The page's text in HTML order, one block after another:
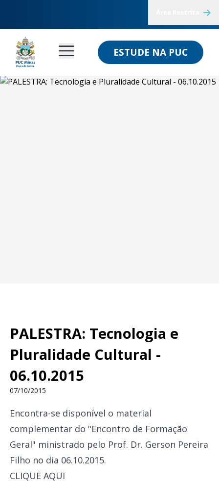
ESTUDE NA PUC
PALESTRA: Tecnologia e
Pluralidade Cultural -
06.10.2015
07/10/2015
Encontra-se disponível o material
complementar do "Encontro de Formação
Geral" ministrado pelo Prof. Dr. Gerson Pereira
Filho no dia 06.10.2015.
CLIQUE AQUI